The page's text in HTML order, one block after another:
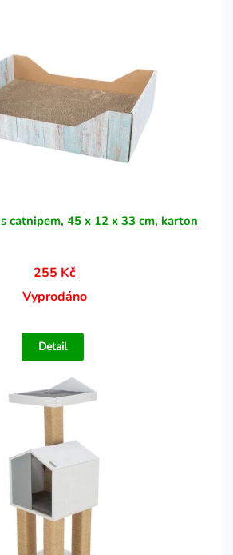
catnipem, 45 x 12 x 33 cm, karton
255 Kč
Vyprodáno
Detail